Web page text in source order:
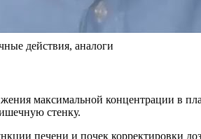
действия, аналоги
максимальной концентрации в
стенку.
печени и почек корректировки